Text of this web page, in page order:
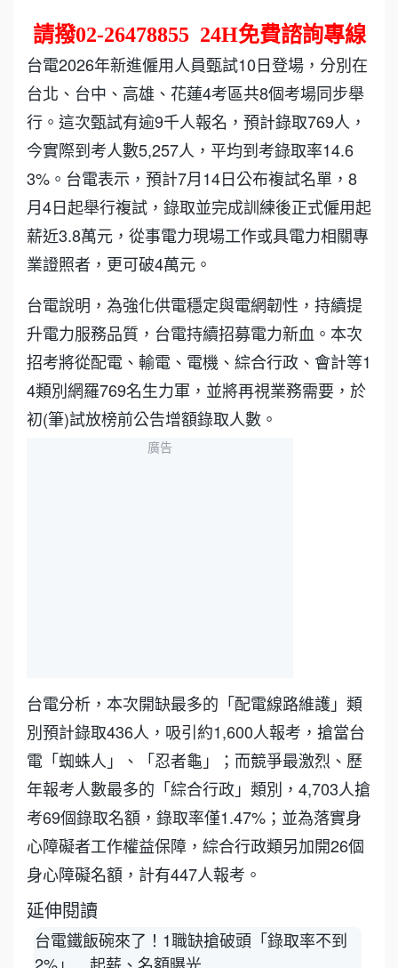
請撥02-26478855 24H免費諮詢專線
台電2026年新進僱用人員甄試10日登場，分別在
台北、台中、高雄、花蓮4考區共8個考場同步舉
行。這次甄試有逾9千人報名，預計錄取769人，
今實際到考人數5,257人，平均到考錄取率14.6
3%。台電表示，預計7月14日公布複試名單，8
月4日起舉行複試，錄取並完成訓練後正式僱用起
薪近3.8萬元，從事電力現場工作或具電力相關專
業證照者，更可破4萬元。
台電說明，為強化供電穩定與電網韌性，持續提
升電力服務品質，台電持續招募電力新血。本次
招考將從配電、輸電、電機、綜合行政、會計等1
4類別網羅769名生力軍，並將再視業務需要，於
初(筆)試放榜前公告增額錄取人數。
廣告
台電分析，本次開缺最多的「配電線路維護」類
別預計錄取436人，吸引約1,600人報考，搶當台
電「蜘蛛人」、「忍者龜」；而競爭最激烈、歷
年報考人數最多的「綜合行政」類別，4,703人搶
考69個錄取名額，錄取率僅1.47%；並為落實身
心障礙者工作權益保障，綜合行政類另加開26個
身心障礙名額，計有447人報考。
延伸閱讀
台電鐵飯碗來了！1職缺搶破頭「錄取率不到